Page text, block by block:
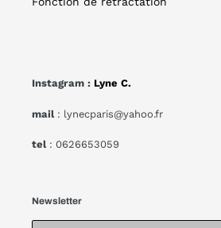
Instagram : Lyne C.
mail : lynecparis@yahoo.fr
tel : 0626653059
Newsletter